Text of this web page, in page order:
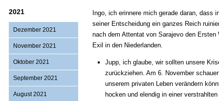
2021
Dezember 2021
November 2021
Oktober 2021
September 2021
August 2021
Ingo, ich erinnere mich gerade daran, dass
seiner Entscheidung ein ganzes Reich
nach dem Attentat von Sarajevo den
Exil in den Niederlanden.
Jupp, ich glaube, wir sollten unsere
zurückziehen. Am 6. November
unserem privaten Leben verändern
hocken und elendig in einer